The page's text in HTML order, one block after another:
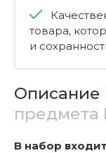
товара,
и
Описание
предмета
В набор входит